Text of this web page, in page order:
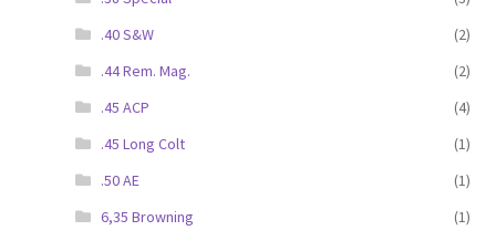
.40 S&W
(2)
.44 Rem. Mag.
(2)
.45 ACP
(4)
.45 Long Colt
(1)
.50 AE
(1)
6,35 Browning
(1)